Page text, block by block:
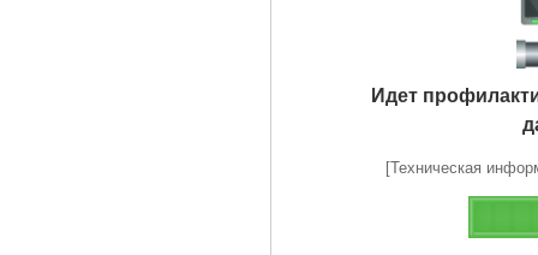
Идет
[Техническая